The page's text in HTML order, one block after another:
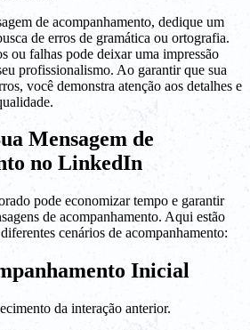
de acompanhamento, dedique um
de erros de gramática ou ortografia.
ou falhas pode deixar uma impressão
profissionalismo. Ao garantir que sua
você demonstra atenção aos detalhes e
Mensagem de
no LinkedIn
pode economizar tempo e garantir
de acompanhamento. Aqui estão
cenários de acompanhamento:
Inicial
da interação anterior.